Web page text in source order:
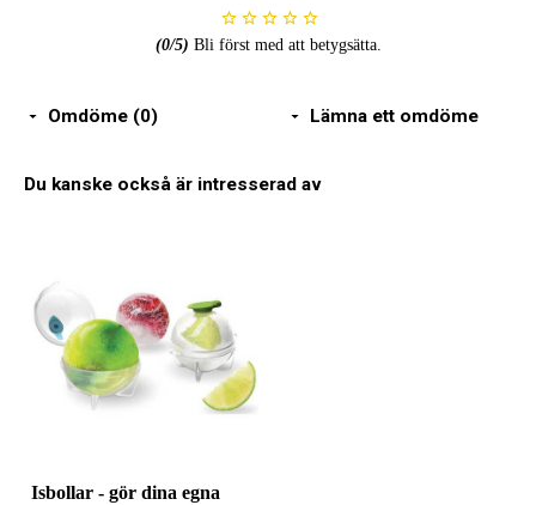
(0/5) Bli först med att betygsätta.
Omdöme (0) Lämna ett omdöme
Du kanske också är intresserad av
Isbollar - gör dina egna